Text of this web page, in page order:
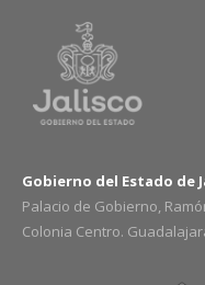
Gobierno del Estado de
Palacio de Gobierno,
Colonia Centro.